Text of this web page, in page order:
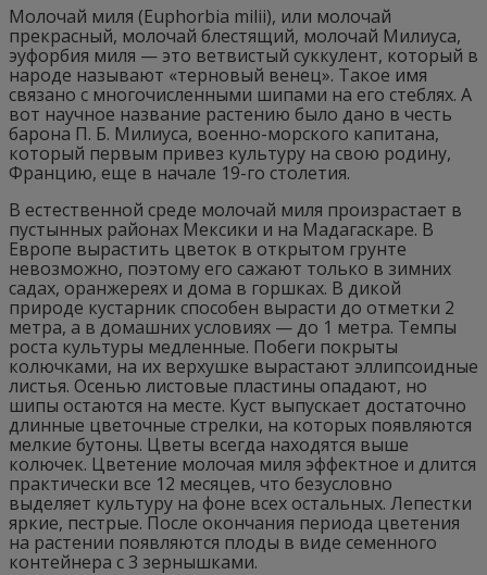
Молочай миля (Euphorbia milii), или молочай
прекрасный, молочай блестящий, молочай Милиуса,
эуфорбия миля — это ветвистый суккулент, который в
народе называют «терновый венец». Такое имя
связано с многочисленными шипами на его стеблях. А
вот научное название растению было дано в честь
барона П. Б. Милиуса, военно-морского капитана,
который первым привез культуру на свою родину,
Францию, еще в начале 19-го столетия.
В естественной среде молочай миля произрастает в
пустынных районах Мексики и на Мадагаскаре. В
Европе вырастить цветок в открытом грунте
невозможно, поэтому его сажают только в зимних
садах, оранжереях и дома в горшках. В дикой
природе кустарник способен вырасти до отметки 2
метра, а в домашних условиях — до 1 метра. Темпы
роста культуры медленные. Побеги покрыты
колючками, на их верхушке вырастают эллипсоидные
листья. Осенью листовые пластины опадают, но
шипы остаются на месте. Куст выпускает достаточно
длинные цветочные стрелки, на которых появляются
мелкие бутоны. Цветы всегда находятся выше
колючек. Цветение молочая миля эффектное и длится
практически все 12 месяцев, что безусловно
выделяет культуру на фоне всех остальных. Лепестки
яркие, пестрые. После окончания периода цветения
на растении появляются плоды в виде семенного
контейнера с 3 зернышками.